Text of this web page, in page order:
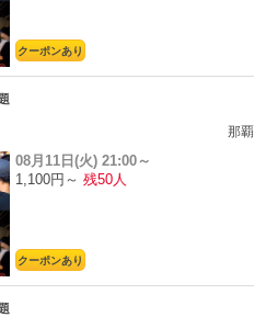
クーポンあり
那覇
08月11日(火) 21:00～
1,100円～ 残50人
クーポンあり